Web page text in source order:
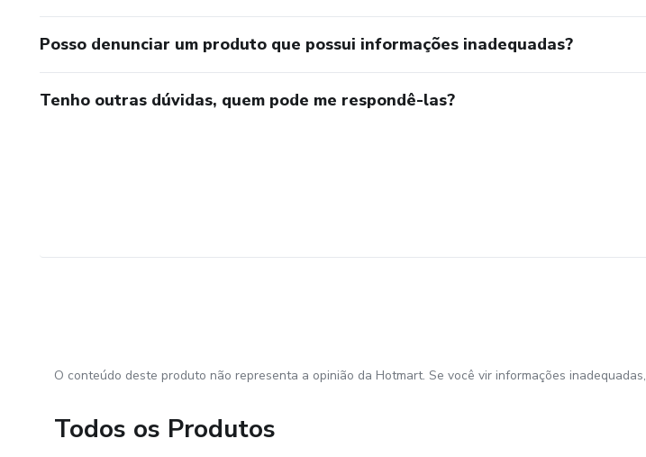
Posso denunciar um produto que possui informações inadequadas?
Tenho outras dúvidas, quem pode me respondê-las?
O conteúdo deste produto não representa a opinião da Hotmart. Se você vir informações inadequadas,
Todos os Produtos